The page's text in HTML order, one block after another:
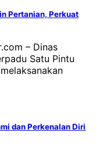
Pertanian, Perkuat
– Dinas
Satu Pintu
dan Perkenalan Diri